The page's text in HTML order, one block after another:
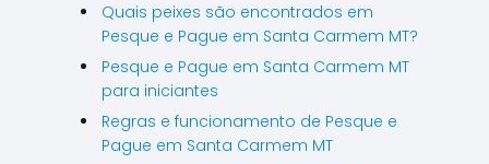
Quais peixes são encontrados em
Pesque e Pague em Santa Carmem MT?
Pesque e Pague em Santa Carmem MT
para iniciantes
Regras e funcionamento de Pesque e
Pague em Santa Carmem MT